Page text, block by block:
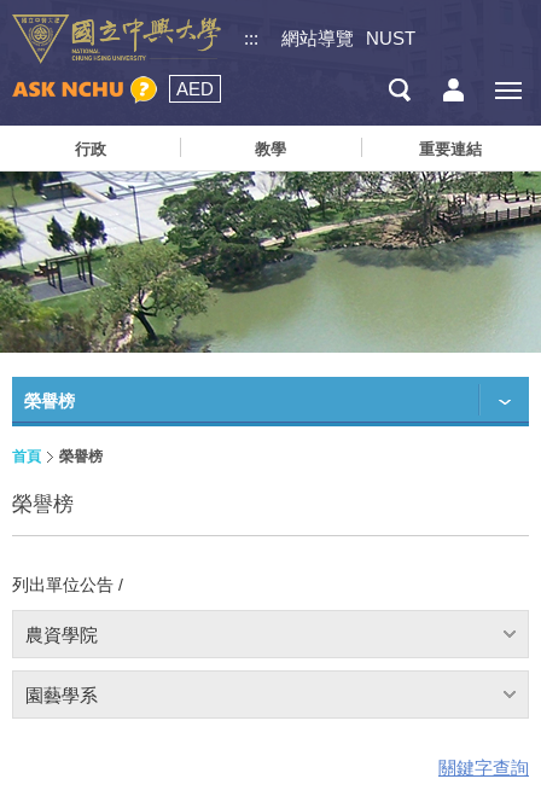
::: 網站導覽 NUST
AED
行政 教學 重要連結
榮譽榜
首頁 榮譽榜
榮譽榜
列出單位公告 /
農資學院
園藝學系
關鍵字查詢